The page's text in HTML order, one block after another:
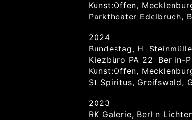
Kunst:Offen,
Parktheater Edelbruch,
2024
Bundestag, H.
Kiezbüro PA 22, Berlin-
Kunst:Offen,
St Spiritus, Greifswald,
2023
RK Galerie, Berlin